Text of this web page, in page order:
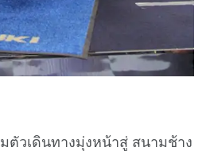
ตัวเดินทางมุ่งหน้าสู่ สนามช้าง